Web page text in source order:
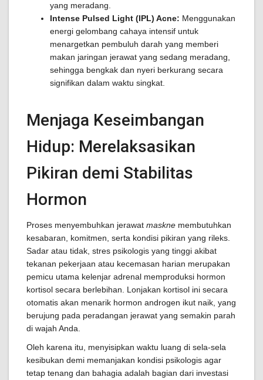
yang meradang.
Intense Pulsed Light (IPL) Acne: Menggunakan
energi gelombang cahaya intensif untuk
menargetkan pembuluh darah yang memberi
makan jaringan jerawat yang sedang meradang,
sehingga bengkak dan nyeri berkurang secara
signifikan dalam waktu singkat.
Menjaga Keseimbangan
Hidup: Merelaksasikan
Pikiran demi Stabilitas
Hormon
Proses menyembuhkan jerawat maskne membutuhkan
kesabaran, komitmen, serta kondisi pikiran yang rileks.
Sadar atau tidak, stres psikologis yang tinggi akibat
tekanan pekerjaan atau kecemasan harian merupakan
pemicu utama kelenjar adrenal memproduksi hormon
kortisol secara berlebihan. Lonjakan kortisol ini secara
otomatis akan menarik hormon androgen ikut naik, yang
berujung pada peradangan jerawat yang semakin parah
di wajah Anda.
Oleh karena itu, menyisipkan waktu luang di sela-sela
kesibukan demi memanjakan kondisi psikologis agar
tetap tenang dan bahagia adalah bagian dari investasi